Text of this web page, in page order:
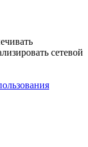
сетевой